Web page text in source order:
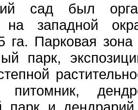
сад был
на западной
га. Парковая зона
парк,
питомник,